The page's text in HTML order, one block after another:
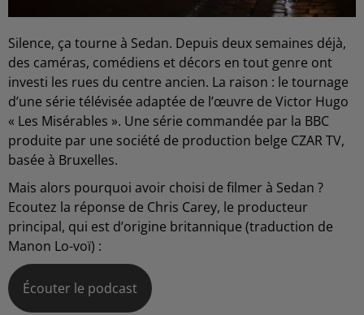
Silence, ça tourne à Sedan. Depuis deux semaines déjà,
des caméras, comédiens et décors en tout genre ont
investi les rues du centre ancien. La raison : le tournage
d’une série télévisée adaptée de l’œuvre de Victor Hugo
« Les Misérables ». Une série commandée par la BBC
produite par une société de production belge CZAR TV,
basée à Bruxelles.
Mais alors pourquoi avoir choisi de filmer à Sedan ?
Ecoutez la réponse de Chris Carey, le producteur
principal, qui est d’origine britannique (traduction de
Manon Lo-voï) :
Écouter le podcast